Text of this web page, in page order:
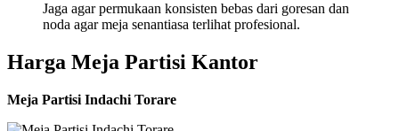
Jaga agar permukaan konsisten bebas dari goresan dan
noda agar meja senantiasa terlihat profesional.
Harga Meja Partisi Kantor
Meja Partisi Indachi Torare